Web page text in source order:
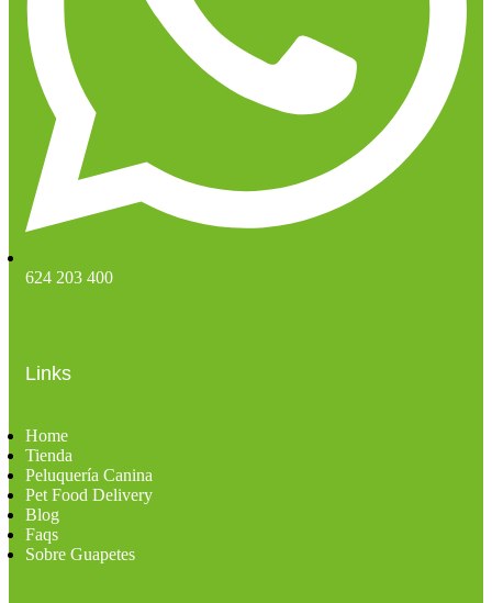
624 203 400
Links
Home
Tienda
Peluquería Canina
Pet Food Delivery
Blog
Faqs
Sobre Guapetes